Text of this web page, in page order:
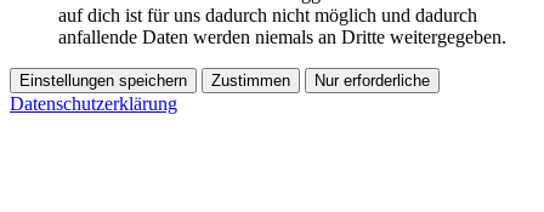
auf dich ist für uns dadurch nicht möglich und dadurch
anfallende Daten werden niemals an Dritte weitergegeben.
Einstellungen speichern Zustimmen Nur erforderliche
Datenschutzerklärung